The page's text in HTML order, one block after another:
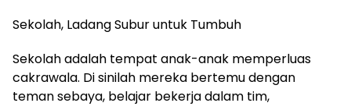
Sekolah, Ladang Subur untuk Tumbuh
Sekolah adalah tempat anak-anak memperluas
cakrawala. Di sinilah mereka bertemu dengan
teman sebaya, belajar bekerja dalam tim,